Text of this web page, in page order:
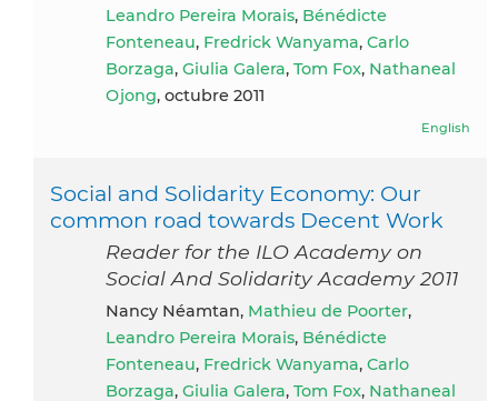
Leandro Pereira Morais, Bénédicte
Fonteneau, Fredrick Wanyama, Carlo
Borzaga, Giulia Galera, Tom Fox, Nathaneal
Ojong, octubre 2011
English
Social and Solidarity Economy: Our
common road towards Decent Work
Reader for the ILO Academy on
Social And Solidarity Academy 2011
Nancy Néamtan, Mathieu de Poorter,
Leandro Pereira Morais, Bénédicte
Fonteneau, Fredrick Wanyama, Carlo
Borzaga, Giulia Galera, Tom Fox, Nathaneal